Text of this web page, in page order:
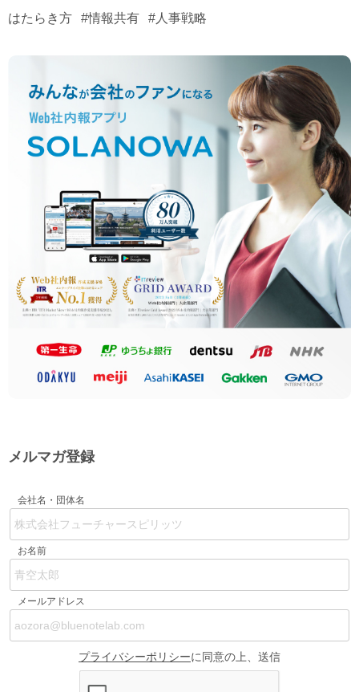
はたらき方
#情報共有 #人事戦略
メルマガ登録